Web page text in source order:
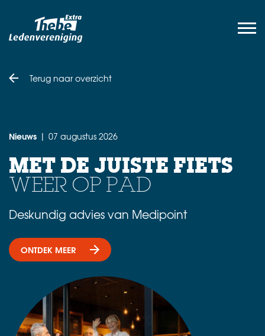
Terug naar overzicht
Nieuws | 07 augustus 2026
MET DE JUISTE FIETS
WEER OP PAD
Deskundig advies van Medipoint
ONTDEK MEER